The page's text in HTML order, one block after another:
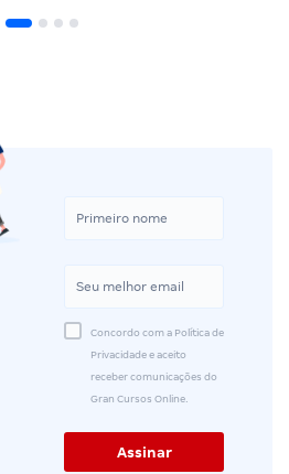
Concordo com a Política de
Privacidade e aceito
receber comunicações do
Gran Cursos Online.